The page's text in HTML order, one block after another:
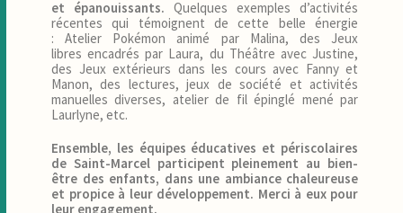
et épanouissants. Quelques exemples d’activités
récentes qui témoignent de cette belle énergie
: Atelier Pokémon animé par Malina, des Jeux
libres encadrés par Laura, du Théâtre avec Justine,
des Jeux extérieurs dans les cours avec Fanny et
Manon, des lectures, jeux de société et activités
manuelles diverses, atelier de fil épinglé mené par
Laurlyne, etc.
Ensemble, les équipes éducatives et périscolaires
de Saint-Marcel participent pleinement au bien-
être des enfants, dans une ambiance chaleureuse
et propice à leur développement. Merci à eux pour
leur engagement.